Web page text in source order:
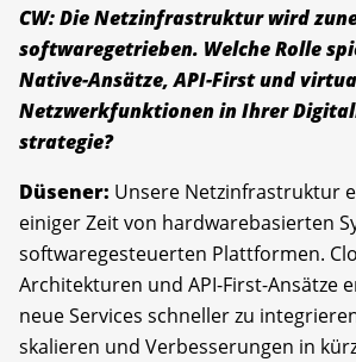
CW: Die Netzinfrastruktur wird
softwaregetrieben. Welche Rolle
Native-Ansätze, API-First und
Netzwerkfunktionen in Ihrer
strategie?
Düsener: Unsere Netzinfrastruktur
einiger Zeit von hardwarebasierten
softwaregesteuerten Plattformen.
Architekturen und API-First-Ansätze
neue Services schneller zu
skalieren und Verbesserungen in